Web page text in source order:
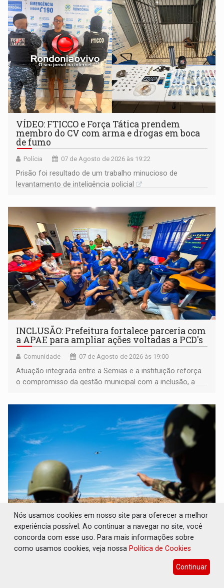
VÍDEO: FTICCO e Força Tática prendem
membro do CV com arma e drogas em boca
de fumo
Polícia 07 de Agosto de 2026 às 19:22
Prisão foi resultado de um trabalho minucioso de
levantamento de inteligência policial
INCLUSÃO: Prefeitura fortalece parceria com
a APAE para ampliar ações voltadas a PCD's
Comunidade 07 de Agosto de 2026 às 19:00
Atuação integrada entre a Semias e a instituição reforça
o compromisso da gestão municipal com a inclusão, a
DEFESA: Exército testa inovações no
combate a drones durante exercício
antiaéreo
Conduzido pelo Comando de Defesa Antiaérea do
Nós usamos cookies em nosso site para oferecer a melhor
experiência possível. Ao continuar a navegar no site, você
concorda com esse uso. Para mais informações sobre
como usamos cookies, veja nossa Política de Cookies
Continuar